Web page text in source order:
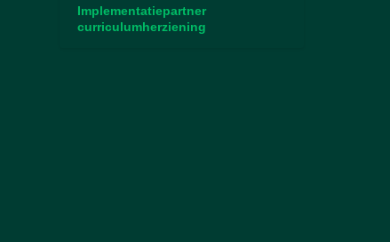
Implementatiepartner
curriculumherziening